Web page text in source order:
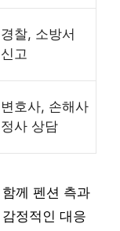
경찰, 소방서
신고
변호사, 손해사
정사 상담
께 펜션 측과
정적인 대응